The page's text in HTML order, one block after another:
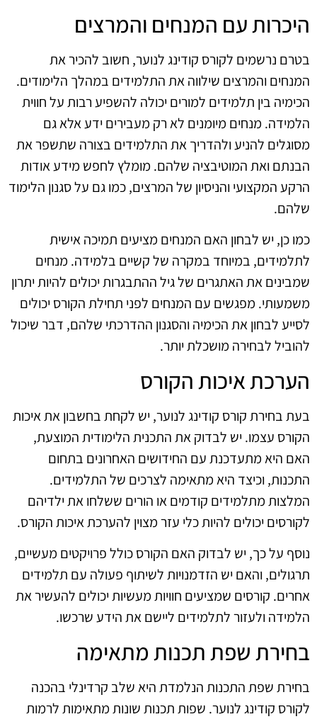
היכרות עם המנחים והמרצים
בטרם נרשמים לקורס קודינג לנוער, חשוב להכיר את
המנחים והמרצים שילווה את התלמידים במהלך הלימודים.
הכימיה בין תלמידים למורים יכולה להשפיע רבות על חווית
הלמידה. מנחים מיומנים לא רק מעבירים ידע אלא גם
מסוגלים להניע ולהדריך את התלמידים בצורה שתשפר את
הבנתם ואת המוטיבציה שלהם. מומלץ לחפש מידע אודות
הרקע המקצועי והניסיון של המרצים, כמו גם על סגנון הלימוד
שלהם.
כמו כן, יש לבחון האם המנחים מציעים תמיכה אישית
לתלמידים, במיוחד במקרה של קשיים בלמידה. מנחים
שמבינים את האתגרים של גיל ההתבגרות יכולים להיות יתרון
משמעותי. מפגשים עם המנחים לפני תחילת הקורס יכולים
לסייע לבחון את הכימיה והסגנון ההדרכתי שלהם, דבר שיכול
להוביל לבחירה מושכלת יותר.
הערכת איכות הקורס
בעת בחירת קורס קודינג לנוער, יש לקחת בחשבון את איכות
הקורס עצמו. יש לבדוק את התכנית הלימודית המוצעת,
האם היא מתעדכנת עם החידושים האחרונים בתחום
התכנות, וכיצד היא מתאימה לצרכים של התלמידים.
המלצות מתלמידים קודמים או הורים ששלחו את ילדיהם
לקורסים יכולים להיות כלי עזר מצוין להערכת איכות הקורס.
נוסף על כך, יש לבדוק האם הקורס כולל פרויקטים מעשיים,
תרגולים, והאם יש הזדמנויות לשיתוף פעולה עם תלמידים
אחרים. קורסים שמציעים חוויות מעשיות יכולים להעשיר את
הלמידה ולעזור לתלמידים ליישם את הידע שרכשו.
בחירת שפת תכנות מתאימה
בחירת שפת התכנות הנלמדת היא שלב קרדינלי בהכנה
לקורס קודינג לנוער. שפות תכנות שונות מתאימות לרמות